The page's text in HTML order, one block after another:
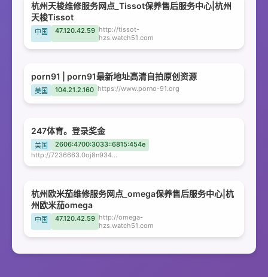
杭州天梭维修服务网点_Tissot保养售后服务中心|杭州
天梭Tissot
中国 47.120.42.59 http://tissot-
hzs.watch51.com
porn91 | porn91最新地址高清自拍原创资源
美国 104.21.2.160 https://www.porno-91.org
247体育。登录奖金
美国
2606:4700:3033::6815:454e
http://7236663.0oj8n934p8.com
杭州欧米茄维修服务网点_omega保养售后服务中心|杭
州欧米茄omega
中国 47.120.42.59 http://omega-
hzs.watch51.com